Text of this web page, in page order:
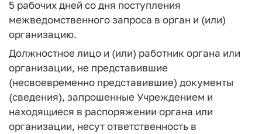
5 рабочих дней со дня поступления
межведомственного запроса в орган и (или)
организацию.
Должностное лицо и (или) работник органа или
организации, не представившие
(несвоевременно представившие) документы
(сведения), запрошенные Учреждением и
находящиеся в распоряжении органа или
организации, несут ответственность в